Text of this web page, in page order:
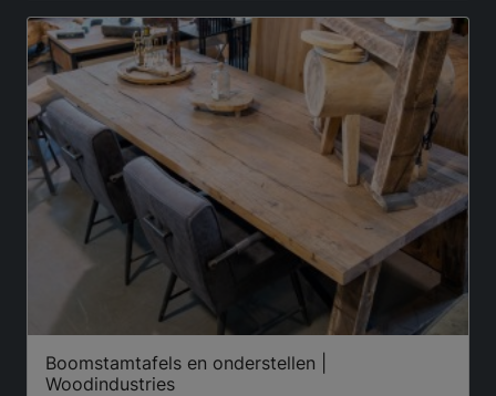
Boomstamtafels en onderstellen |
Woodindustries